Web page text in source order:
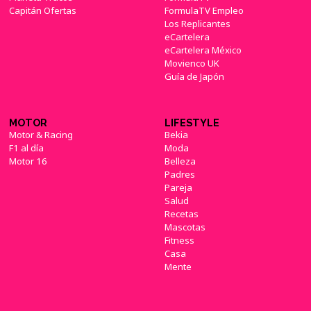
Capitán Ofertas
FormulaTV Empleo
Los Replicantes
eCartelera
eCartelera México
Movienco UK
Guía de Japón
MOTOR
Motor & Racing
F1 al día
Motor 16
LIFESTYLE
Bekia
Moda
Belleza
Padres
Pareja
Salud
Recetas
Mascotas
Fitness
Casa
Mente